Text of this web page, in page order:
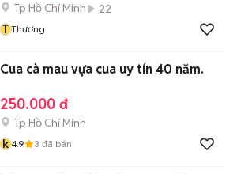
Tp Hồ Chí Minh
22
T Thương
Cua cà mau vựa cua uy tín 40 năm.
250.000 đ
Tp Hồ Chí Minh
k 4.9 3 đã bán